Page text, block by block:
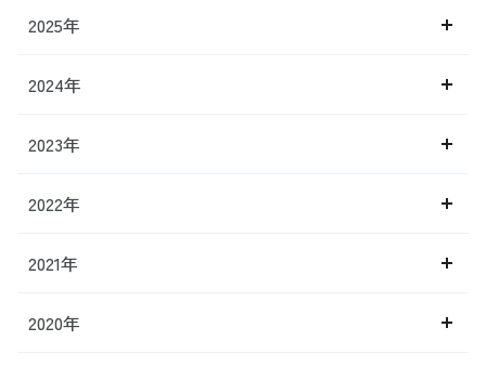
2025年
2024年
2023年
2022年
2021年
2020年